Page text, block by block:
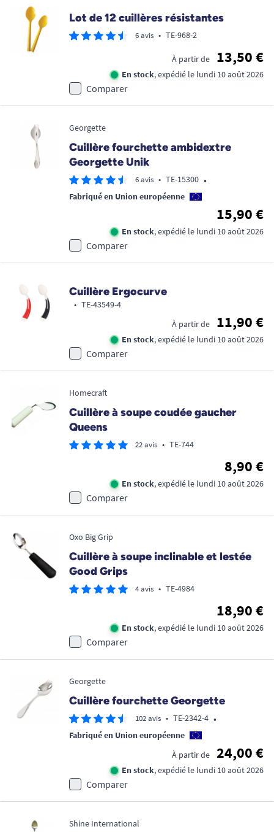
Lot de 12 cuillères résistantes
6 avis • TE-968-2
À partir de 13,50 €
En stock, expédié le lundi 10 août 2026
Comparer
Georgette
Cuillère fourchette ambidextre
Georgette Unik
6 avis • TE-15300 •
Fabriqué en Union européenne
15,90 €
En stock, expédié le lundi 10 août 2026
Comparer
Cuillère Ergocurve
• TE-43549-4
À partir de
11,90 €
En stock, expédié le lundi 10 août 2026
Comparer
Homecraft
Cuillère à soupe coudée gaucher
Queens
22 avis • TE-744
8,90 €
En stock, expédié le lundi 10 août 2026
Comparer
Oxo Big Grip
Cuillère à soupe inclinable et lestée
Good Grips
4 avis • TE-4984
18,90 €
En stock, expédié le lundi 10 août 2026
Comparer
Georgette
Cuillère fourchette Georgette
102 avis • TE-2342-4 •
Fabriqué en Union européenne
À partir de
24,00 €
En stock, expédié le lundi 10 août 2026
Comparer
Shine International